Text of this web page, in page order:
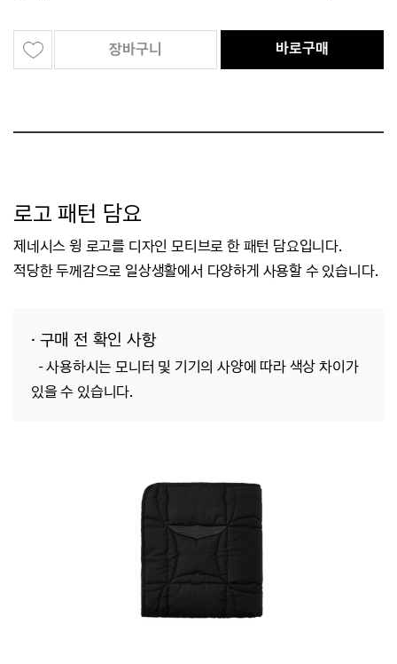
장바구니 바로구매
로고 패턴 담요
제네시스 윙 로고를 디자인 모티브로 한 패턴 담요입니다.
적당한 두께감으로 일상생활에서 다양하게 사용할 수 있습니다.
· 구매 전 확인 사항
- 사용하시는 모니터 및 기기의 사양에 따라 색상 차이가
있을 수 있습니다.